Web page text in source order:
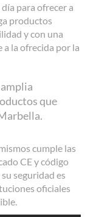
para ofrecer a
productos
y con una
la ofrecida por la
que
cumple las
CE y código
seguridad es
oficiales